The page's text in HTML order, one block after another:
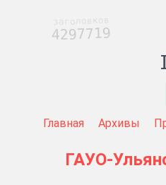
Главная Архивы
ГАУО-
4297719